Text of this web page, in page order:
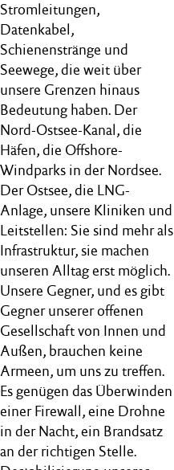
Stromleitungen,
Datenkabel,
Schienenstränge und
Seewege, die weit über
unsere Grenzen hinaus
Bedeutung haben. Der
Nord-Ostsee-Kanal, die
Häfen, die Offshore-
Windparks in der Nordsee.
Der Ostsee, die LNG-
Anlage, unsere Kliniken und
Leitstellen: Sie sind mehr als
Infrastruktur, sie machen
unseren Alltag erst möglich.
Unsere Gegner, und es gibt
Gegner unserer offenen
Gesellschaft von Innen und
Außen, brauchen keine
Armeen, um uns zu treffen.
Es genügen das Überwinden
einer Firewall, eine Drohne
in der Nacht, ein Brandsatz
an der richtigen Stelle.